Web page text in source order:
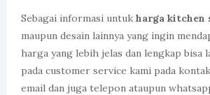
Sebagai informasi untuk harga kitchen
maupun desain lainnya yang ingin
harga yang lebih jelas dan lengkap bisa
pada customer service kami pada
email dan juga telepon ataupun